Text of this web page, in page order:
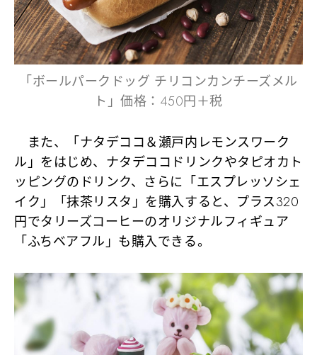
「ボールパークドッグ チリコンカンチーズメル
ト」価格：450円＋税
また、「ナタデココ＆瀬戸内レモンスワーク
ル」をはじめ、ナタデココドリンクやタピオカト
ッピングのドリンク、さらに「エスプレッソシェ
イク」「抹茶リスタ」を購入すると、プラス320
円でタリーズコーヒーのオリジナルフィギュア
「ふちベアフル」も購入できる。